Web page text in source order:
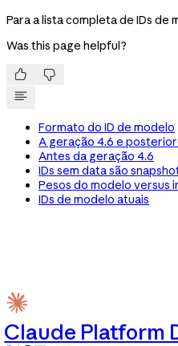
Para a lista completa de IDs de
Was this page helpful?
 
Formato do ID de modelo
A geração 4.6 e
Antes da geração 4.6
IDs sem data são
Pesos do modelo versus
IDs de modelo atuais
Claude Platform